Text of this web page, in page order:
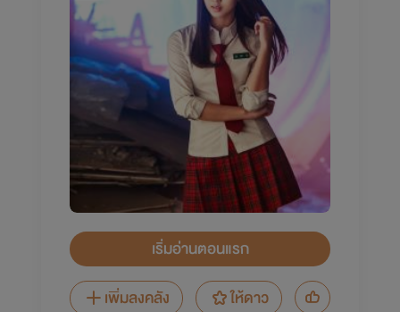
เริ่มอ่านตอนแรก
เพิ่มลงคลัง
ให้ดาว